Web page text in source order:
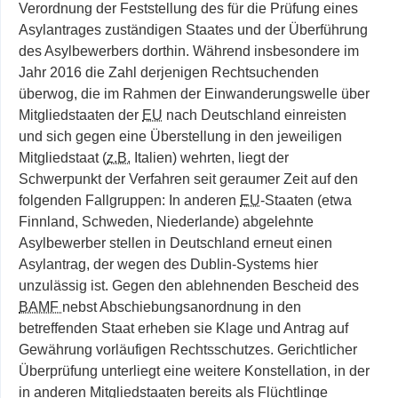
Verordnung der Feststellung des für die Prüfung eines
Asylantrages zuständigen Staates und der Überführung
des Asylbewerbers dorthin. Während insbesondere im
Jahr 2016 die Zahl derjenigen Rechtsuchenden
überwog, die im Rahmen der Einwanderungswelle über
Mitgliedstaaten der EU nach Deutschland einreisten
und sich gegen eine Überstellung in den jeweiligen
Mitgliedstaat (z.B. Italien) wehrten, liegt der
Schwerpunkt der Verfahren seit geraumer Zeit auf den
folgenden Fallgruppen: In anderen EU-Staaten (etwa
Finnland, Schweden, Niederlande) abgelehnte
Asylbewerber stellen in Deutschland erneut einen
Asylantrag, der wegen des Dublin-Systems hier
unzulässig ist. Gegen den ablehnenden Bescheid des
BAMF nebst Abschiebungsanordnung in den
betreffenden Staat erheben sie Klage und Antrag auf
Gewährung vorläufigen Rechtsschutzes. Gerichtlicher
Überprüfung unterliegt eine weitere Konstellation, in der
in anderen Mitgliedstaaten bereits als Flüchtlinge